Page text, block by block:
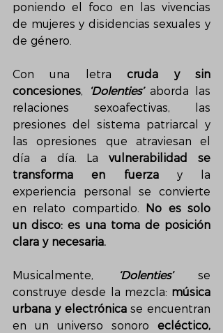
poniendo el foco en las vivencias
de mujeres y disidencias sexuales y
de género.
Con una letra cruda y sin
concesiones, ‘Dolenties’ aborda las
relaciones sexoafectivas, las
presiones del sistema patriarcal y
las opresiones que atraviesan el
día a día. La vulnerabilidad se
transforma en fuerza y la
experiencia personal se convierte
en relato compartido. No es solo
un disco: es una toma de posición
clara y necesaria.
Musicalmente, ‘Dolenties’ se
construye desde la mezcla: música
urbana y electrónica se encuentran
en un universo sonoro ecléctico,